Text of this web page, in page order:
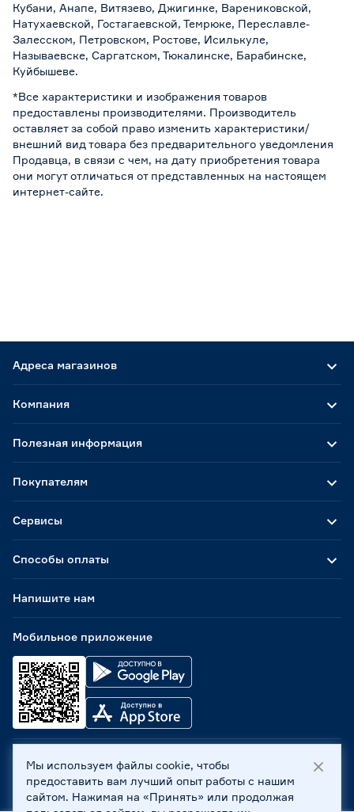
Кубани, Анапе, Витязево, Джигинке, Варениковской,
Натухаевской, Гостагаевской, Темрюке, Переславле-
Залесском, Петровском, Ростове, Исилькуле,
Называевске, Саргатском, Тюкалинске, Барабинске,
Куйбышеве.
*Все характеристики и изображения товаров
предоставлены производителями. Производитель
оставляет за собой право изменить характеристики/
внешний вид товара без предварительного уведомления
Продавца, в связи с чем, на дату приобретения товара
они могут отличаться от представленных на настоящем
интернет-сайте.
Адреса магазинов
Способы оплаты
Мобильное приложение
Компания
Полезная информация
Покупателям
Сервисы
Напишите нам
ООО «Бауцентр Рус» 2004 -2026, 236029, г. Калининград,
ул. А.Невского, 205. ИНН 7702596813, КПП 390601001 ©
Все права защищены
Мы используем файлы cookie, чтобы
предоставить вам лучший опыт работы с нашим
сайтом. Нажимая на «Принять» или продолжая